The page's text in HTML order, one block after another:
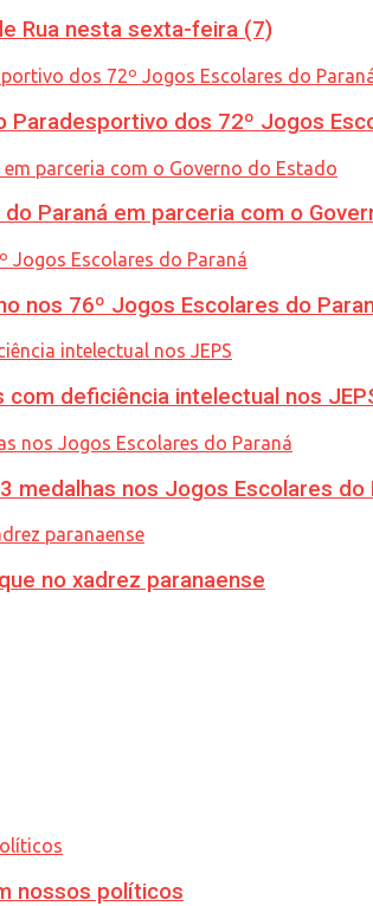
Rua nesta sexta-feira (7)
dos 72º Jogos
Paraná em parceria com o
nos 76º Jogos Escolares do
deficiência intelectual nos
medalhas nos Jogos Escolares do
no xadrez paranaense
nossos políticos